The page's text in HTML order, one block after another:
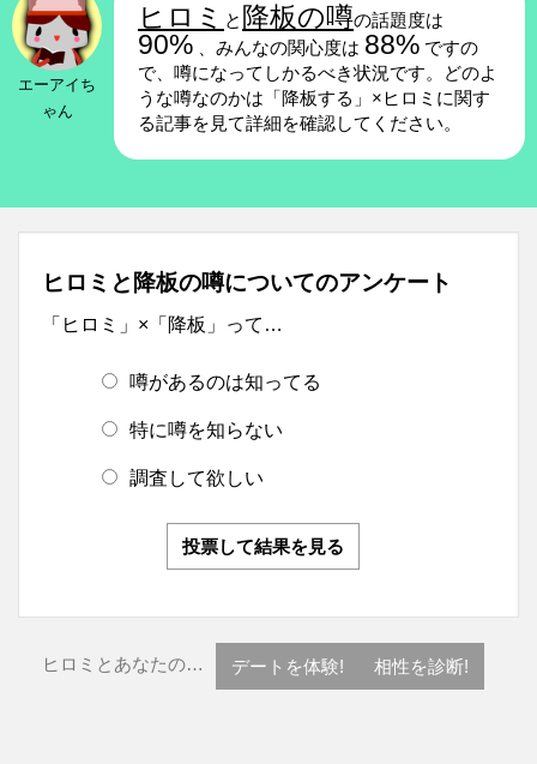
エーアイち
ゃん
ヒロミ と 降板の噂の話題度は
90% 、みんなの関心度は 88% ですの
で、噂になってしかるべき状況です。どのよ
うな噂なのかは「降板する」×ヒロミに関す
る記事を見て詳細を確認してください。
ヒロミと降板の噂についてのアンケート
「ヒロミ」×「降板」って…
噂があるのは知ってる
特に噂を知らない
調査して欲しい
投票して結果を見る
ヒロミとあなたの… デートを体験! 相性を診断!